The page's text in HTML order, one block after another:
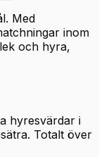
Med
inom
och hyra,
hyresvärdar i
Totalt över